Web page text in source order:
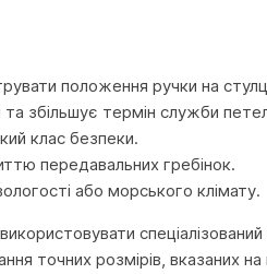
положення ручки на
та збільшує термін служби
клас безпеки.
передавальних гребінок.
або морського клімату.
точних розмірів, вказаних